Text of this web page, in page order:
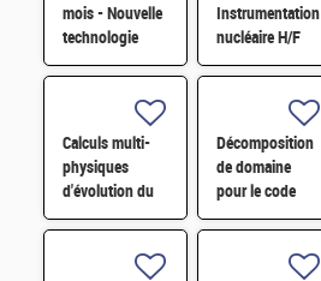
mois - Nouvelle
technologie
d'imagerie
infrarouge H/F
Instrumentation
nucléaire H/F
Calculs multi-
physiques
d'évolution du
combustible à
réacteur par
Décomposition
de domaine
pour le code
Monte-Carlo de